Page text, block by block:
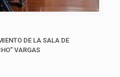
DE LA SALA DE
VARGAS